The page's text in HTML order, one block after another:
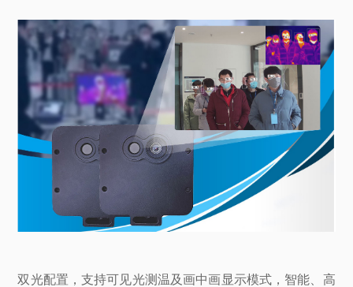
双光配置，支持可见光测温及画中画显示模式，智能、高